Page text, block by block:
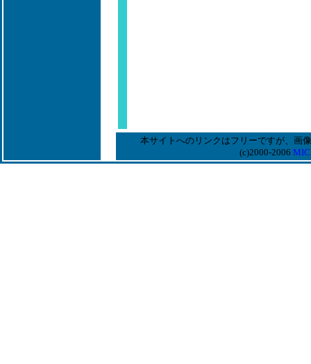
本サイトへのリンクはフリーですが、画
(c)2000-2006